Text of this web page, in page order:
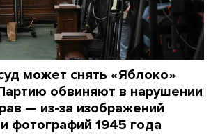
может снять «Яблоко»
обвиняют в нарушении
— из-за изображений
фотографий 1945 года